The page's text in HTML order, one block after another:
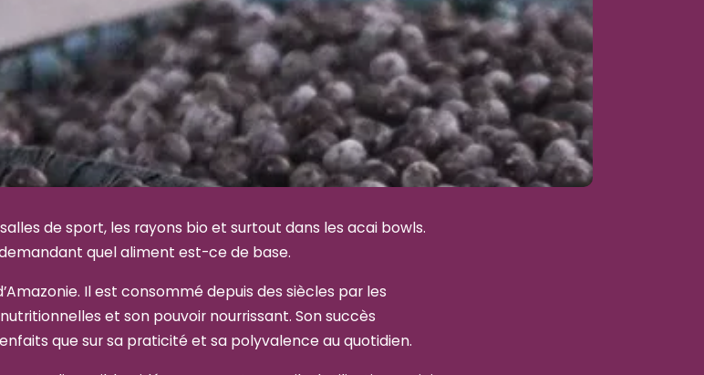
de sport, les rayons bio et surtout dans les acai bowls.
quel aliment est-ce de base.
Il est consommé depuis des siècles par les
et son pouvoir nourrissant. Son succès
que sur sa praticité et sa polyvalence au quotidien.